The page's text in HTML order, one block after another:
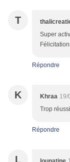
T
Super
Répondre
K Khraa 19/
Trop
Répondre
L